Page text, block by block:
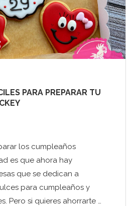
PARA PREPARAR TU
los cumpleaños
es que ahora hay
que se dedican a
para cumpleaños y
Pero si quieres ahorrarte …